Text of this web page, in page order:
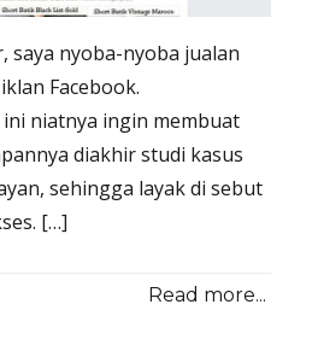
saya nyoba-nyoba jualan
Facebook.
niatnya ingin membuat
diakhir studi kasus
sehingga layak di sebut
[…]
Read more...